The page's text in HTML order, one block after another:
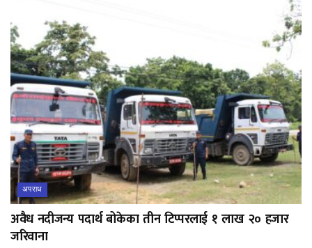
अपराध
अवैध नदीजन्य पदार्थ बोकेका तीन टिप्परलाई १ लाख २० हजार
जरिवाना